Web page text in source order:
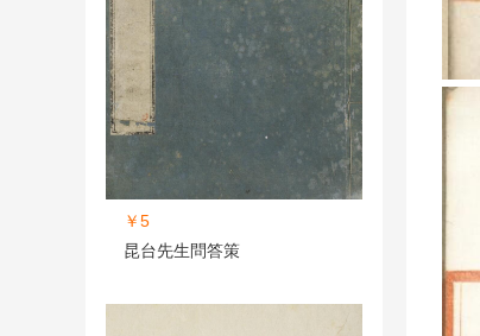
￥5
昆台先生問答策